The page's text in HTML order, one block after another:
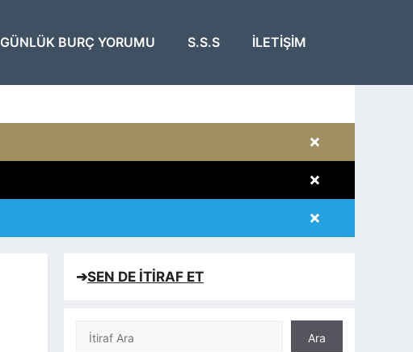
GÜNLÜK BURÇ YORUMU S.S.S İLETIŞIM
×
×
×
➔SEN DE İTİRAF ET
Ara
Ara